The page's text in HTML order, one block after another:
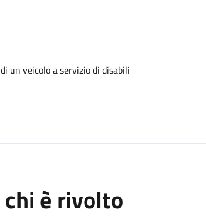
un veicolo a servizio di disabili
chi è rivolto